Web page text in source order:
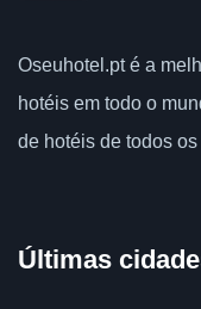
Oseuhotel.pt é a
hotéis em todo o
de hotéis de todos
Últimas